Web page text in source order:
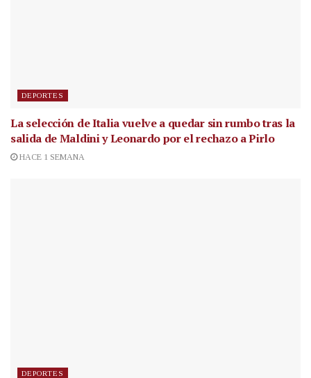
DEPORTES
La selección de Italia vuelve a quedar sin rumbo tras la
salida de Maldini y Leonardo por el rechazo a Pirlo
HACE 1 SEMANA
DEPORTES